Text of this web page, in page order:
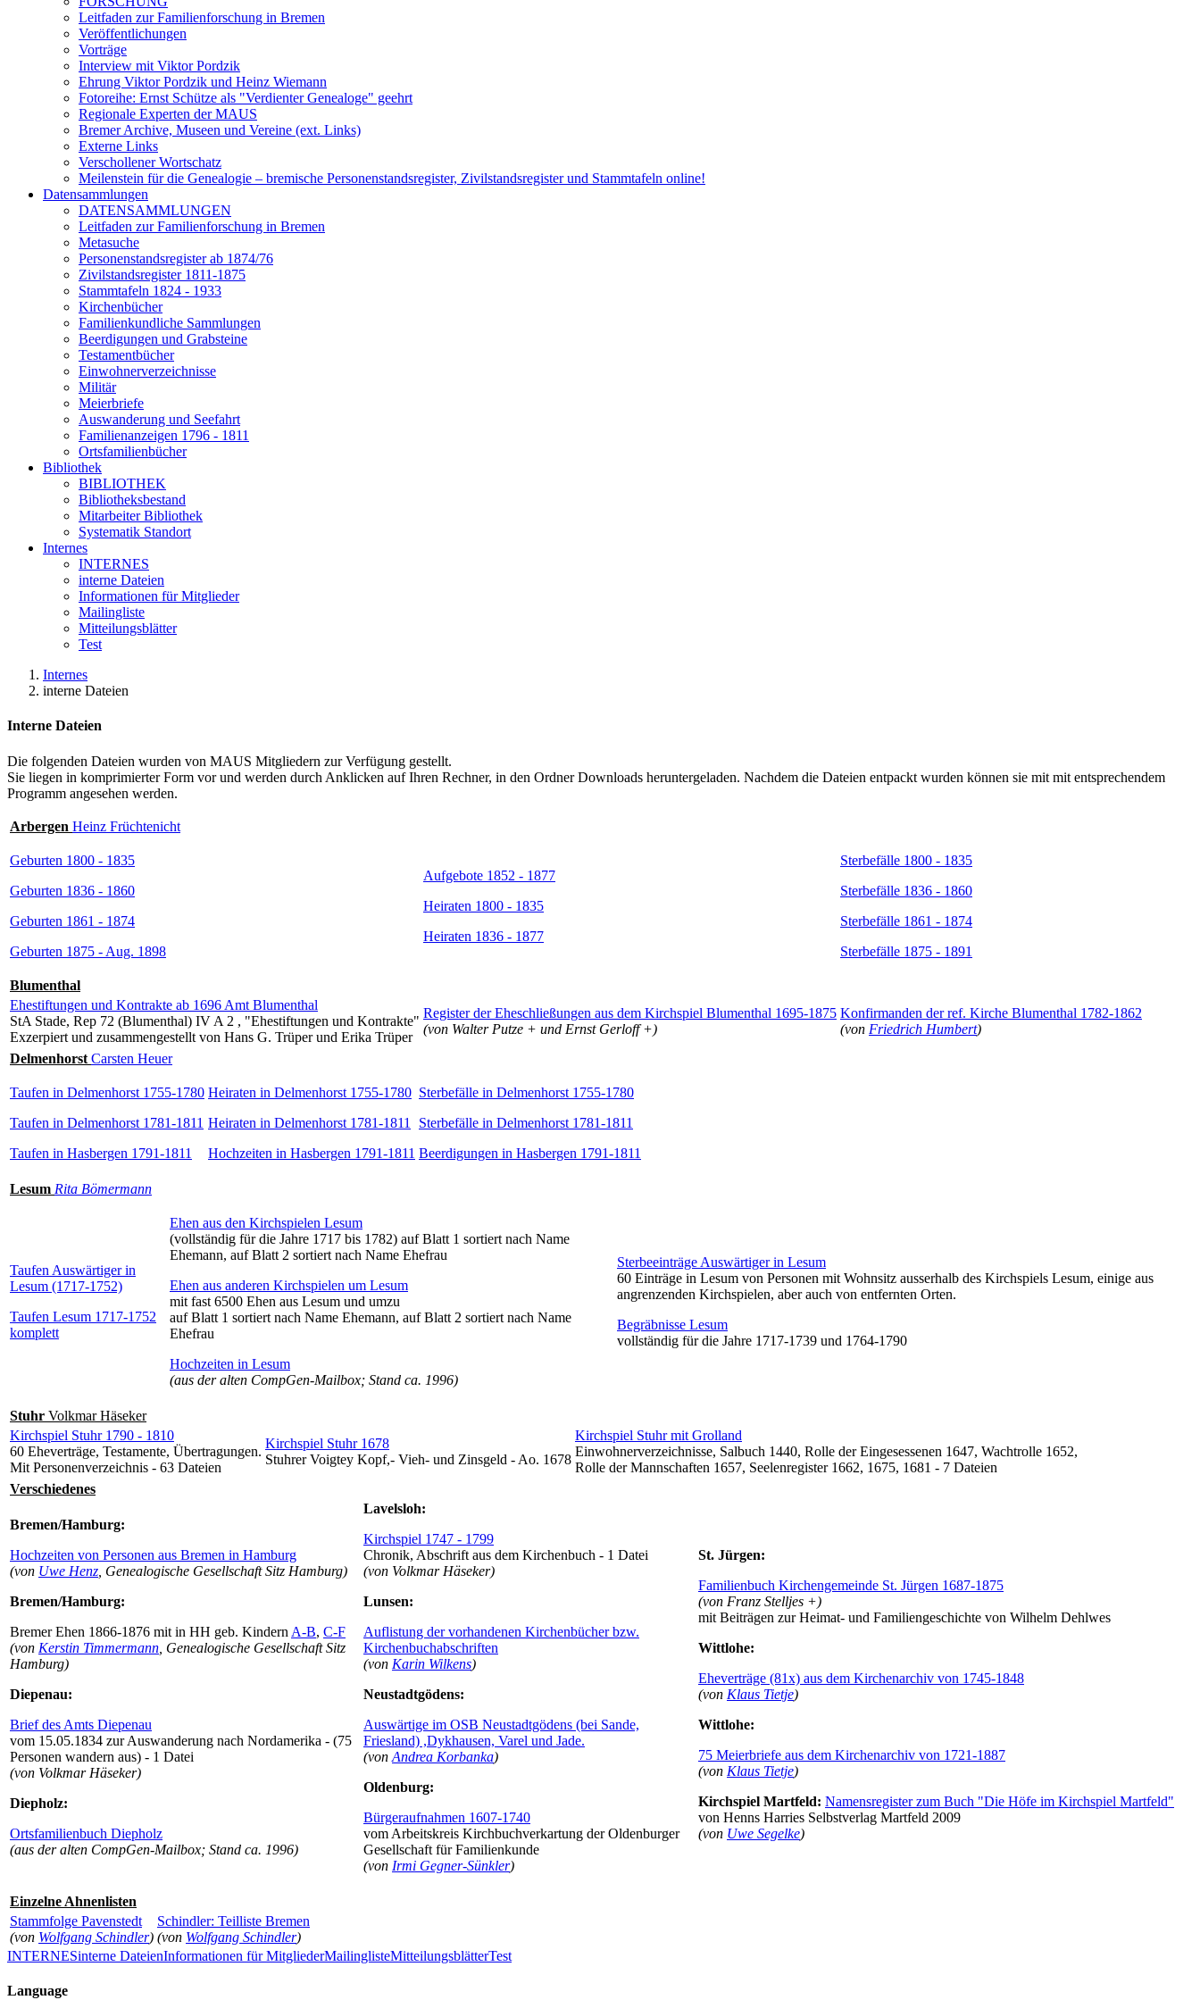
Leitfaden zur Familienforschung in Bremen
Veröffentlichungen
Vorträge
Interview mit Viktor Pordzik
Ehrung Viktor Pordzik und Heinz Wiemann
Fotoreihe: Ernst Schütze als "Verdienter Genealoge" geehrt
Regionale Experten der MAUS
Bremer Archive, Museen und Vereine (ext. Links)
Externe Links
Verschollener Wortschatz
Meilenstein für die Genealogie – bremische Personenstandsregister, Zivilstandsregister und Stammtafeln online!
Datensammlungen
DATENSAMMLUNGEN
Leitfaden zur Familienforschung in Bremen
Metasuche
Personenstandsregister ab 1874/76
Zivilstandsregister 1811-1875
Stammtafeln 1824 - 1933
Kirchenbücher
Familienkundliche Sammlungen
Beerdigungen und Grabsteine
Testamentbücher
Einwohnerverzeichnisse
Militär
Meierbriefe
Auswanderung und Seefahrt
Familienanzeigen 1796 - 1811
Ortsfamilienbücher
Bibliothek
BIBLIOTHEK
Bibliotheksbestand
Mitarbeiter Bibliothek
Systematik Standort
Internes
INTERNES
interne Dateien
Informationen für Mitglieder
Mailingliste
Mitteilungsblätter
Test
Internes
interne Dateien
Interne Dateien
Die folgenden Dateien wurden von MAUS Mitgliedern zur Verfügung gestellt.
Sie liegen in komprimierter Form vor und werden durch Anklicken auf Ihren Rechner, in den Ordner Downloads heruntergeladen. Nachdem die Dateien entpackt wurden können sie mit mit entsprechendem
Programm angesehen werden.
Arbergen Heinz Früchtenicht
Geburten 1800 - 1835
Geburten 1836 - 1860
Geburten 1861 - 1874
Geburten 1875 - Aug. 1898
Aufgebote 1852 - 1877
Heiraten 1800 - 1835
Heiraten 1836 - 1877
Sterbefälle 1800 - 1835
Sterbefälle 1836 - 1860
Sterbefälle 1861 - 1874
Sterbefälle 1875 - 1891
Blumenthal
Ehestiftungen und Kontrakte ab 1696 Amt Blumenthal
StA Stade, Rep 72 (Blumenthal) IV A 2 , "Ehestiftungen und Kontrakte"
Exzerpiert und zusammengestellt von Hans G. Trüper und Erika Trüper
Register der Eheschließungen aus dem Kirchspiel Blumenthal 1695-1875
(von Walter Putze + und Ernst Gerloff +)
Konfirmanden der ref. Kirche Blumenthal 1782-1862
(von Friedrich Humbert)
Delmenhorst Carsten Heuer
Taufen in Delmenhorst 1755-1780
Taufen in Delmenhorst 1781-1811
Taufen in Hasbergen 1791-1811
Heiraten in Delmenhorst 1755-1780
Heiraten in Delmenhorst 1781-1811
Hochzeiten in Hasbergen 1791-1811
Sterbefälle in Delmenhorst 1755-1780
Sterbefälle in Delmenhorst 1781-1811
Beerdigungen in Hasbergen 1791-1811
Lesum Rita Bömermann
Taufen Auswärtiger in
Lesum (1717-1752)
Taufen Lesum 1717-1752
komplett
Ehen aus den Kirchspielen Lesum
(vollständig für die Jahre 1717 bis 1782) auf Blatt 1 sortiert nach Name
Ehemann, auf Blatt 2 sortiert nach Name Ehefrau
Ehen aus anderen Kirchspielen um Lesum
mit fast 6500 Ehen aus Lesum und umzu
auf Blatt 1 sortiert nach Name Ehemann, auf Blatt 2 sortiert nach Name
Ehefrau
Hochzeiten in Lesum
(aus der alten CompGen-Mailbox; Stand ca. 1996)
Sterbeeinträge Auswärtiger in Lesum
60 Einträge in Lesum von Personen mit Wohnsitz ausserhalb des Kirchspiels Lesum, einige aus
angrenzenden Kirchspielen, aber auch von entfernten Orten.
Begräbnisse Lesum
vollständig für die Jahre 1717-1739 und 1764-1790
Stuhr Volkmar Häseker
Kirchspiel Stuhr 1790 - 1810
60 Eheverträge, Testamente, Übertragungen.
Mit Personenverzeichnis - 63 Dateien
Kirchspiel Stuhr 1678
Stuhrer Voigtey Kopf,- Vieh- und Zinsgeld - Ao. 1678
Kirchspiel Stuhr mit Grolland
Einwohnerverzeichnisse, Salbuch 1440, Rolle der Eingesessenen 1647, Wachtrolle 1652,
Rolle der Mannschaften 1657, Seelenregister 1662, 1675, 1681 - 7 Dateien
Verschiedenes
Bremen/Hamburg:
Hochzeiten von Personen aus Bremen in Hamburg
(von Uwe Henz , Genealogische Gesellschaft Sitz Hamburg)
Bremen/Hamburg:
Bremer Ehen 1866-1876 mit in HH geb. Kindern A-B, C-F
(von Kerstin Timmermann , Genealogische Gesellschaft Sitz
Hamburg)
Diepenau:
Brief des Amts Diepenau
vom 15.05.1834 zur Auswanderung nach Nordamerika - (75
Personen wandern aus) - 1 Datei
(von Volkmar Häseker)
Diepholz:
Ortsfamilienbuch Diepholz
(aus der alten CompGen-Mailbox; Stand ca. 1996)
Lavelsloh:
Kirchspiel 1747 - 1799
Chronik, Abschrift aus dem Kirchenbuch - 1 Datei
(von Volkmar Häseker)
Lunsen:
Auflistung der vorhandenen Kirchenbücher bzw.
Kirchenbuchabschriften
(von Karin Wilkens)
Neustadtgödens:
Auswärtige im OSB Neustadtgödens (bei Sande,
Friesland) ,Dykhausen, Varel und Jade.
(von Andrea Korbanka)
Oldenburg:
Bürgeraufnahmen 1607-1740
vom Arbeitskreis Kirchbuchverkartung der Oldenburger
Gesellschaft für Familienkunde
(von Irmi Gegner-Sünkler)
St. Jürgen:
Familienbuch Kirchengemeinde St. Jürgen 1687-1875
(von Franz Stelljes +)
mit Beiträgen zur Heimat- und Familiengeschichte von Wilhelm Dehlwes
Wittlohe:
Eheverträge (81x) aus dem Kirchenarchiv von 1745-1848
(von Klaus Tietje)
Wittlohe:
75 Meierbriefe aus dem Kirchenarchiv von 1721-1887
(von Klaus Tietje)
Kirchspiel Martfeld: Namensregister zum Buch "Die Höfe im Kirchspiel Martfeld"
von Henns Harries Selbstverlag Martfeld 2009
(von Uwe Segelke)
Einzelne Ahnenlisten
Stammfolge Pavenstedt
(von Wolfgang Schindler)
Schindler: Teilliste Bremen
(von Wolfgang Schindler)
INTERNESinterne DateienInformationen für MitgliederMailinglisteMitteilungsblätterTest
Language